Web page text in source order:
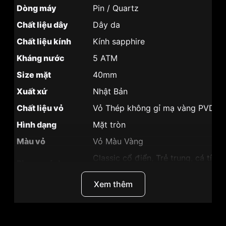
Dòng máy
Pin / Quartz
Chất liệu dây
Dây da
Chất liệu kính
Kính sapphire
Kháng nước
5 ATM
Size mặt
40mm
Xuất xứ
Nhật Bản
Chất liệu vỏ
Vỏ Thép không gỉ mạ vàng PVD
Hình dạng
Mặt tròn
Màu vỏ
Vỏ Màu Vàng
Classic cổ điển, Trẻ trung, cá tính,
trọng
Lịch ngày,giờ, phút, giây
Xem thêm